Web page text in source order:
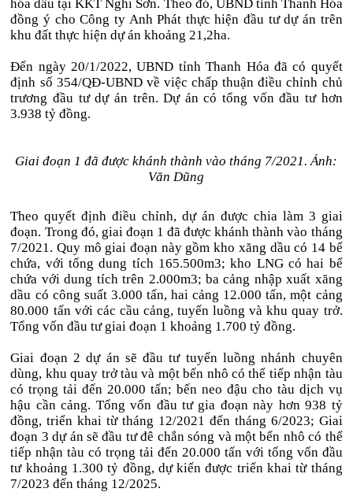
hóa dầu tại KKT Nghi Sơn. Theo đó, UBND tỉnh Thanh Hóa
đồng ý cho Công ty Anh Phát thực hiện đầu tư dự án trên
khu đất thực hiện dự án khoảng 21,2ha.
Đến ngày 20/1/2022, UBND tỉnh Thanh Hóa đã có quyết
định số 354/QĐ-UBND về việc chấp thuận điều chỉnh chủ
trương đầu tư dự án trên. Dự án có tổng vốn đầu tư hơn
3.938 tỷ đồng.
Giai đoạn 1 đã được khánh thành vào tháng 7/2021. Ảnh:
Văn Dũng
Theo quyết định điều chỉnh, dự án được chia làm 3 giai
đoạn. Trong đó, giai đoạn 1 đã được khánh thành vào tháng
7/2021. Quy mô giai đoạn này gồm kho xăng dầu có 14 bể
chứa, với tổng dung tích 165.500m3; kho LNG có hai bể
chứa với dung tích trên 2.000m3; ba cảng nhập xuất xăng
dầu có công suất 3.000 tấn, hai cảng 12.000 tấn, một cảng
80.000 tấn với các cầu cảng, tuyến luồng và khu quay trở.
Tổng vốn đầu tư giai đoạn 1 khoảng 1.700 tỷ đồng.
Giai đoạn 2 dự án sẽ đầu tư tuyến luồng nhánh chuyên
dùng, khu quay trở tàu và một bến nhô có thể tiếp nhận tàu
có trọng tải đến 20.000 tấn; bến neo đậu cho tàu dịch vụ
hậu cần cảng. Tổng vốn đầu tư gia đoạn này hơn 938 tỷ
đồng, triển khai từ tháng 12/2021 đến tháng 6/2023; Giai
đoạn 3 dự án sẽ đầu tư đê chắn sóng và một bến nhô có thể
tiếp nhận tàu có trọng tải đến 20.000 tấn với tổng vốn đầu
tư khoảng 1.300 tỷ đồng, dự kiến được triển khai từ tháng
7/2023 đến tháng 12/2025.